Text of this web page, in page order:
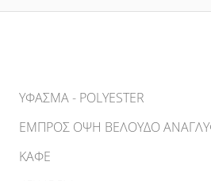
ΥΦΑΣΜΑ - POLYESTER
ΕΜΠΡΌΣ ΌΨΗ ΒΕΛΟΎΔΟ
ΚΑΦΕ